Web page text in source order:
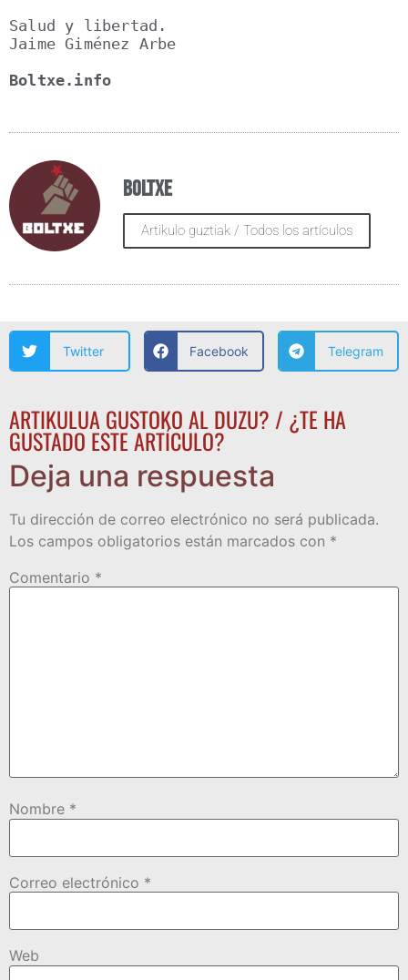
Salud y libertad.
Boltxe.info
Boltxe
Artikulo guztiak / Todos los artículos
Twitter Facebook Telegram
ARTIKULUA GUSTOKO AL DUZU? / ¿TE HA
GUSTADO ESTE ARTÍCULO?
Deja una respuesta
Tu dirección de correo electrónico no será publicada.
Los campos obligatorios están marcados con *
Comentario *
Nombre *
Correo electrónico *
Web